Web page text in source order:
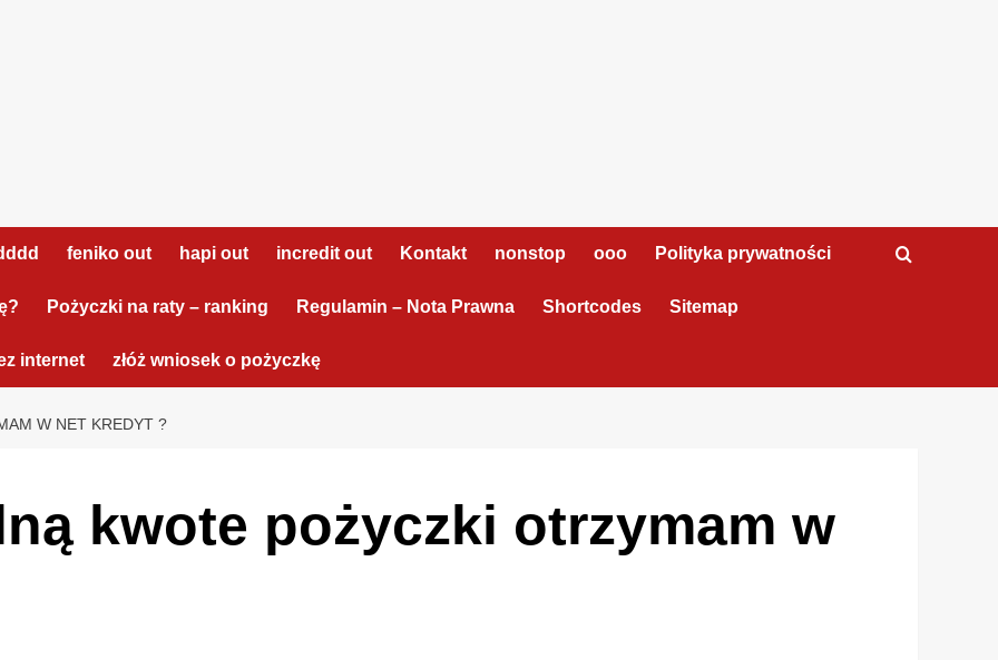
feniko out hapi out incredit out Kontakt nonstop ooo Polityka prywatności
Pożyczki na raty – ranking Regulamin – Nota Prawna Shortcodes Sitemap
internet złóż wniosek o pożyczkę
W NET KREDYT ?
kwote pożyczki otrzymam w